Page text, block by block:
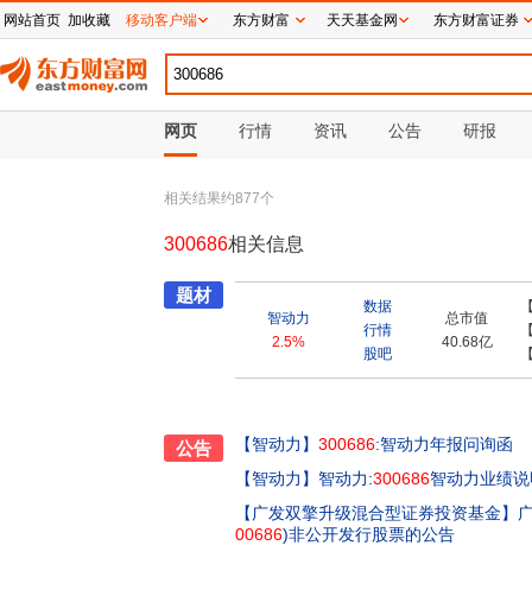
网页 行情 资讯 公告 研报
相关结果约877个
300686相关信息
题材
智动力
2.5%
数据
行情
股吧
总市值
40.68亿
公告 【智动力】 300686:智动力年报问询函
【智动力】 智动力:300686智动力业绩
【广发双擎升级混合型证券投资基金】
00686)非公开发行股票的公告
网站首页 加收藏 移动客户端 东方财富 天天基金网 东方财富证券